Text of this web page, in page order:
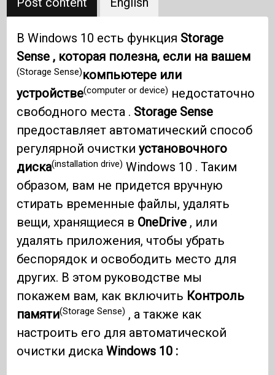
В Windows 10 есть функция Storage
Sense , которая полезна, если на вашем
(Storage Sense)компьютере или
устройстве(computer or device) недостаточно
свободного места . Storage Sense
предоставляет автоматический способ
регулярной очисткиустановочного
диска(installation drive) Windows 10 . Таким
образом, вам не придется вручную
стирать временные файлы, удалять
вещи, хранящиеся в OneDrive , или
удалять приложения, чтобы убрать
беспорядок и освободить место для
других. В этом руководстве мы
покажем вам, как включить Контроль
памяти(Storage Sense) , а также как
настроить его для автоматической
очистки дискаWindows 10 :